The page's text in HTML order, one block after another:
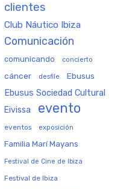
clientes
Club Náutico Ibiza
Comunicación
comunicando concierto
cáncer desfile Ebusus
Ebusus Sociedad Cultural
Eivissa evento
eventos exposición
Familia Marí Mayans
Festival de Cine de Ibiza
Festival de Ibiza